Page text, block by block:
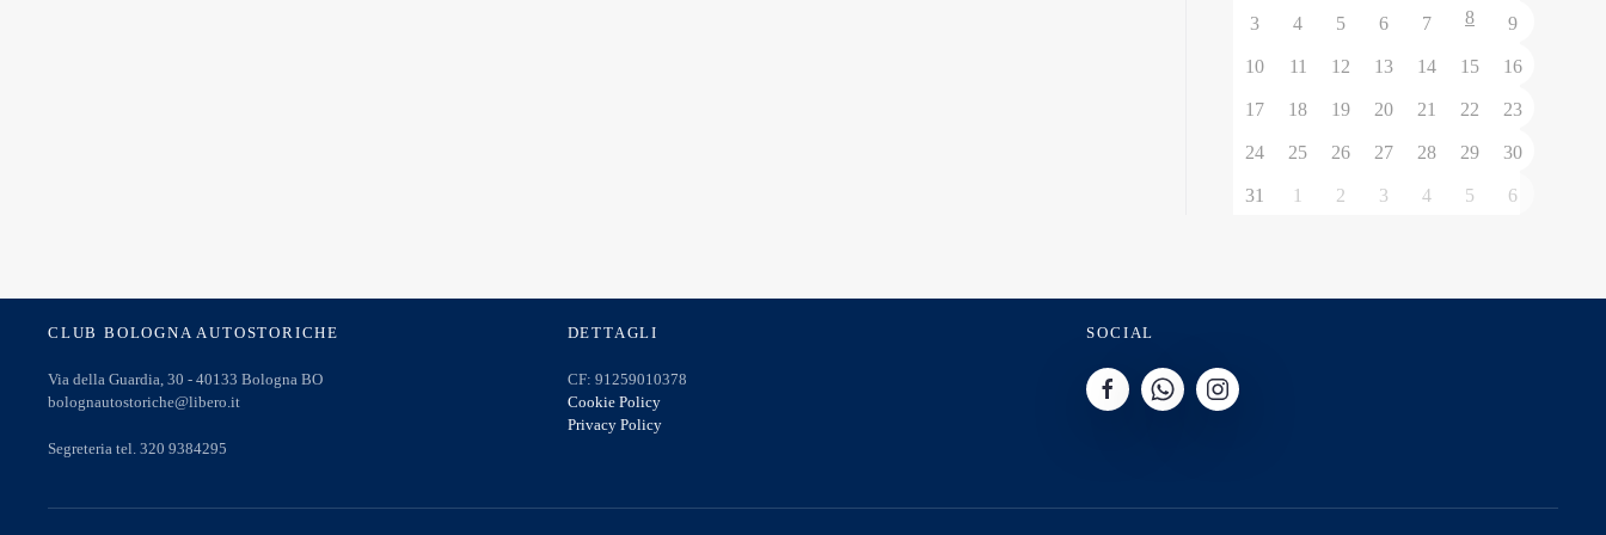
3 4 5 6 7 8 9
10 11 12 13 14 15 16
17 18 19 20 21 22 23
24 25 26 27 28 29 30
31 1 2 3 4 5 6
CLUB BOLOGNA AUTOSTORICHE
Via della Guardia, 30 - 40133 Bologna BO
bolognautostoriche@libero.it
Segreteria tel. 320 9384295
DETTAGLI
CF: 91259010378
Cookie Policy
Privacy Policy
SOCIAL